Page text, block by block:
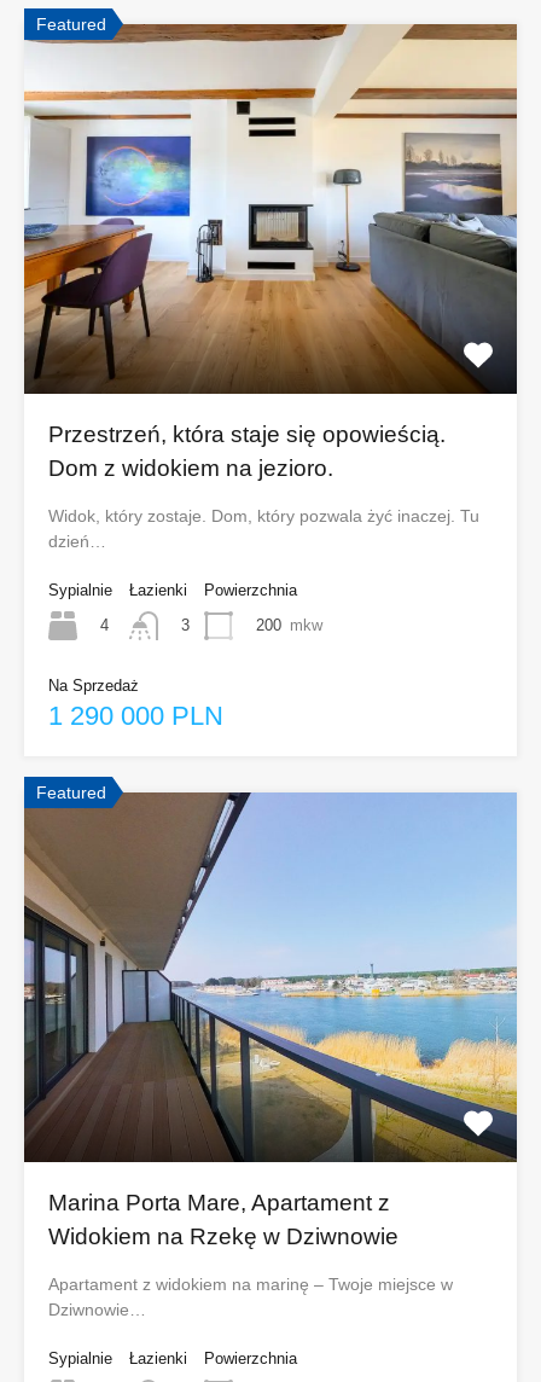
Featured
Przestrzeń, która staje się opowieścią.
Dom z widokiem na jezioro.
Widok, który zostaje. Dom, który pozwala żyć inaczej. Tu
dzień…
Sypialnie
4
Łazienki
3
Powierzchnia
200 mkw
Na Sprzedaż
1 290 000 PLN
Featured
Marina Porta Mare, Apartament z
Widokiem na Rzekę w Dziwnowie
Apartament z widokiem na marinę – Twoje miejsce w
Dziwnowie…
Sypialnie
Łazienki
Powierzchnia